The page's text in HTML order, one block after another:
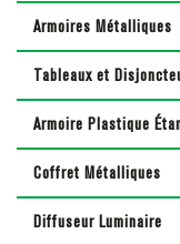
Armoires Métalliques
Tableaux et
Armoire Plastique
Coffret Métalliques
Diffuseur Luminaire